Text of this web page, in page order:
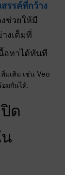
รรค์ที่กว้าง
ช่วยให้มี
งเต็มที่
อหาได้ทันที
มเติม เช่น Veo
อมกันได้.
ด